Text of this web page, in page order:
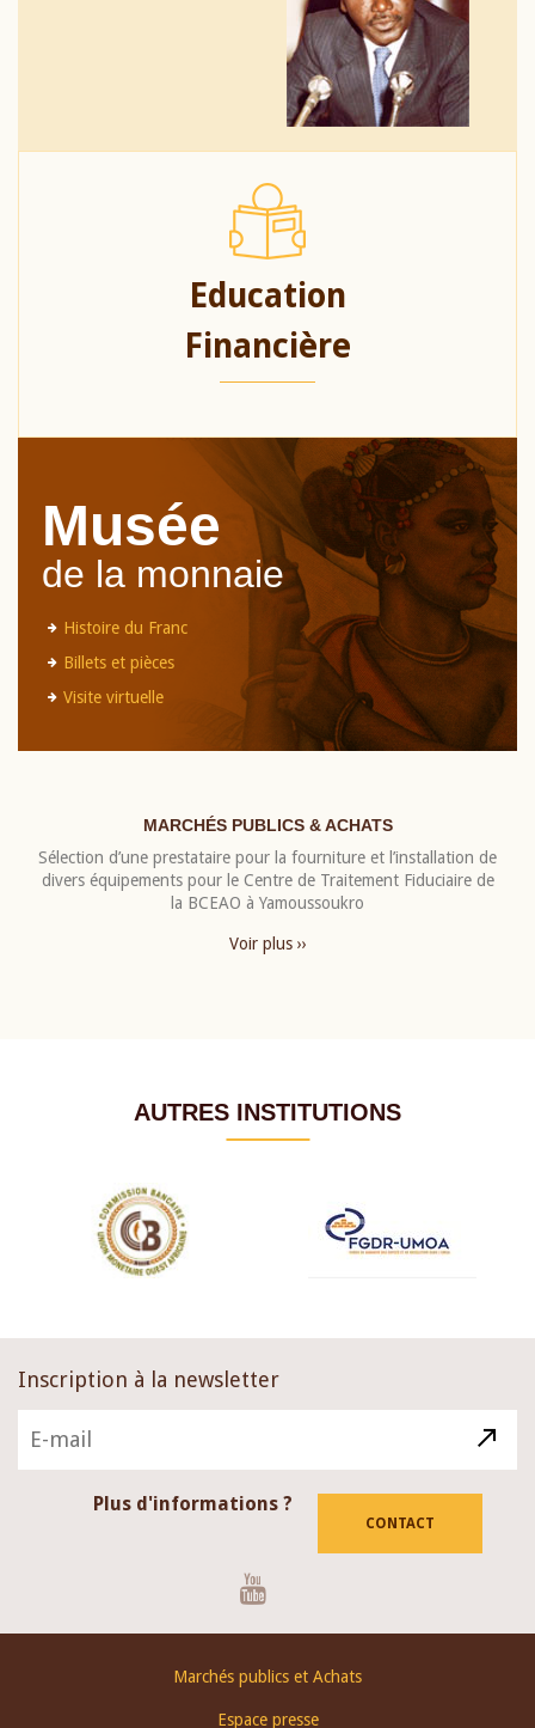
Education
Financière
Musée
de la monnaie
Histoire du Franc
Billets et pièces
Visite virtuelle
MARCHÉS PUBLICS & ACHATS
Sélection d’une prestataire pour la fourniture et l’installation de
divers équipements pour le Centre de Traitement Fiduciaire de
la BCEAO à Yamoussoukro
Voir plus ››
AUTRES INSTITUTIONS
Inscription à la newsletter
Plus d'informations ?
CONTACT
Marchés publics et Achats
Espace presse